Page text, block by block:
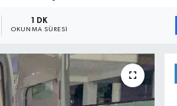
1 DK
OKUNMA SÜRESI